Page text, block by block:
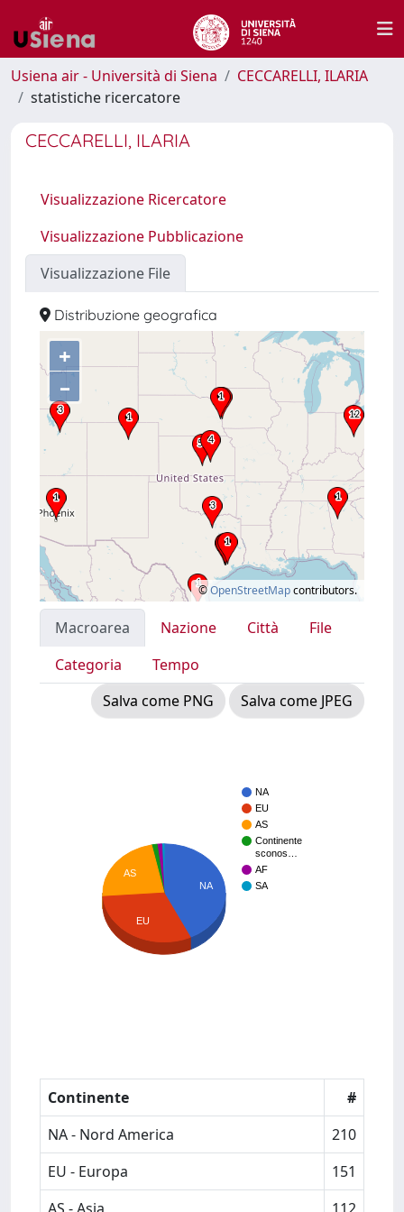
Usiena air - Università di Siena
CECCARELLI, ILARIA
statistiche ricercatore
CECCARELLI, ILARIA
Visualizzazione Ricercatore
Visualizzazione Pubblicazione
Visualizzazione File
Distribuzione geografica
+
–
©OpenStreetMapcontributors.
Macroarea Nazione Città
File
Categoria
Tempo
Salva come PNG
Salva come JPEG
NA
EU
AS
Continente
sconos…
AF
SA
NA
AS
EU
Continente
#
NA - Nord America
210
EU - Europa
151